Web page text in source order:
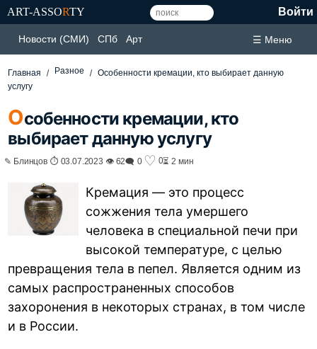
ART-ASSORTY Войти
Новости (СМИ) СПб Арт ☰ Меню
Главная Разное
Особенности кремации, кто выбирает данную
услугу
Особенности кремации, кто
выбирает данную услугу
✎ Блинцов ⏱ 03.07.2023 👁 62🗨 0 ♡ 0⏳ 2 мин
Кремация — это процесс
сожжения тела умершего
человека в специальной печи при
высокой температуре, с целью
превращения тела в пепел. Является одним из
самых распространенных способов
захоронения в некоторых странах, в том числе
и в России.